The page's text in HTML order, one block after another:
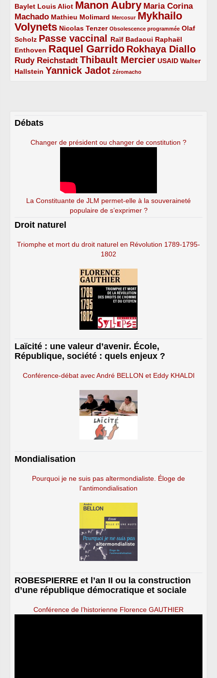
Baylet
2/5 Louis Aliot
2/5 Manon Aubry
5/5
Maria Corina
Machado
3/5 Mathieu Molimard
2/5 Mercosur
1/5
Mykhailo
Volynets
5/5 Nicolas Tenzer
2/5 Obsolescence programmée
1/5
Olaf
Scholz
2/5 Passe vaccinal
4/5 Raïf Badaoui
2/5
Raphaël
Enthoven
2/5 Raquel Garrido
5/5 Rokhaya Diallo
4/5
Rudy Reichstadt
3/5 Thibault Mercier
4/5 USAID
2/5
Walter
Hallstein
2/5 Yannick Jadot
4/5 Zéromacho
1/5
Débats
Changer de président ou changer de constitution ?
La Constituante de JLM permet-elle à la souveraineté
populaire de s’exprimer ?
Droit naturel
Triomphe et mort du droit naturel en Révolution 1789-1795-
1802
Laïcité : une valeur d’avenir. École,
République, société : quels enjeux ?
Conférence-débat avec André BELLON et Eddy KHALDI
Mondialisation
Pourquoi je ne suis pas altermondialiste. Éloge de
l’antimondialisation
ROBESPIERRE et l’an II ou la construction
d’une république démocratique et sociale
Conférence de l’historienne Florence GAUTHIER